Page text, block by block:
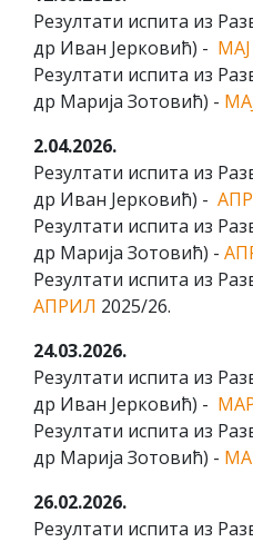
Резултати испита из
др Иван Јерковић) - МАЈ
Резултати испита из
др Марија Зотовић) -
2.04.2026.
Резултати испита из
др Иван Јерковић) -
Резултати испита из
др Марија Зотовић) -
Резултати испита из
АПРИЛ 2025/26.
24.03.2026.
Резултати испита из
др Иван Јерковић) -
Резултати испита из
др Марија Зотовић) -
26.02.2026.
Резултати испита из